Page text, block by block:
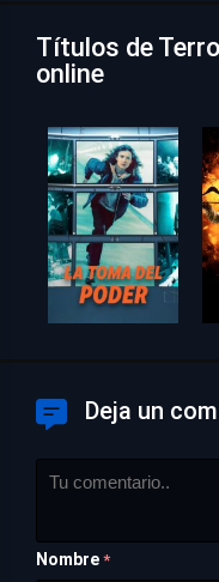
Títulos de
online
Deja un
Nombre *